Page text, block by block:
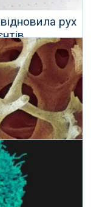
рух
кістки